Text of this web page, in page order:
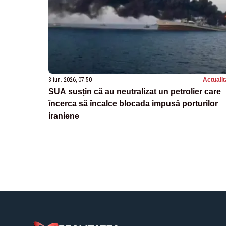
3 iun. 2026, 07:50
SUA susțin că au neutralizat un petrolier care
încerca să încalce blocada impusă porturilor
iraniene